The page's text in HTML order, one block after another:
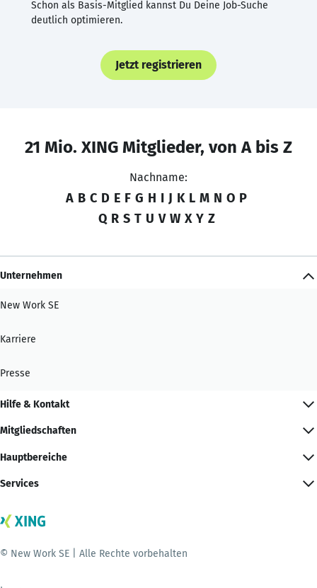
Schon als Basis-Mitglied kannst Du Deine Job-Suche
deutlich optimieren.
Jetzt registrieren
21 Mio. XING Mitglieder, von A bis Z
Nachname:
A B C D E F G H I J K L M N O P
Q R S T U V W X Y Z
Unternehmen
New Work SE
Karriere
Presse
Hilfe & Kontakt
Mitgliedschaften
Hauptbereiche
Services
© New Work SE | Alle Rechte vorbehalten